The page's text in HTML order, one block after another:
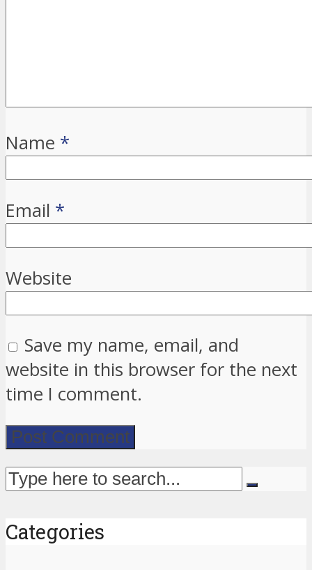
Name *
Email *
Website
Save my name, email, and
website in this browser for the next
time I comment.
Categories